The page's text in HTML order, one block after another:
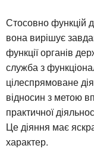
Стосовно функцій
вона вирішує
функції органів
служба з
цілеспрямоване
відносин з метою
практичної
Це діяння має
характер.